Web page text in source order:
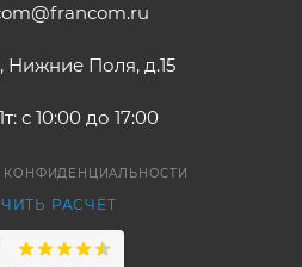
Нижние Поля, д.15
с 10:00 до 17:00
КОНФИДЕНЦИАЛЬНОСТИ
РАСЧЁТ